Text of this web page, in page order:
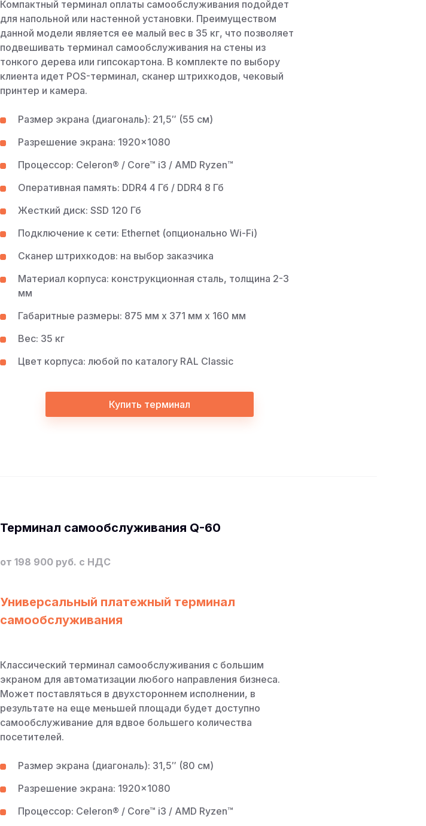
Компактный терминал оплаты самообслуживания подойдет
для напольной или настенной установки. Преимуществом
данной модели является ее малый вес в 35 кг, что позволяет
подвешивать терминал самообслуживания на стены из
тонкого дерева или гипсокартона. В комплекте по выбору
клиента идет POS-терминал, сканер штрихкодов, чековый
принтер и камера.
Размер экрана (диагональ): 21,5″ (55 см)
Разрешение экрана: 1920×1080
Процессор: Celeron® / Core™ i3 / AMD Ryzen™
Оперативная память: DDR4 4 Гб / DDR4 8 Гб
Жесткий диск: SSD 120 Гб
Подключение к сети: Ethernet (опционально Wi-Fi)
Сканер штрихкодов: на выбор заказчика
Материал корпуса: конструкционная сталь, толщина 2-3
мм
Габаритные размеры: 875 мм х 371 мм х 160 мм
Вес: 35 кг
Цвет корпуса: любой по каталогу RAL Classic
Купить терминал
Терминал самообслуживания Q-60
от 198 900 руб. с НДС
Универсальный платежный терминал
самообслуживания
Классический терминал самообслуживания с большим
экраном для автоматизации любого направления бизнеса.
Может поставляться в двухстороннем исполнении, в
результате на еще меньшей площади будет доступно
самообслуживание для вдвое большего количества
посетителей.
Размер экрана (диагональ): 31,5″ (80 см)
Разрешение экрана: 1920×1080
Процессор: Celeron® / Core™ i3 / AMD Ryzen™